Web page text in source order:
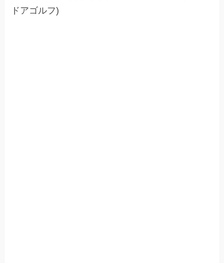
ドアゴルフ)